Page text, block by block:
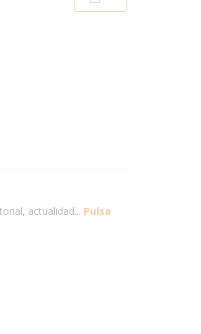
actualidad... Pulsa